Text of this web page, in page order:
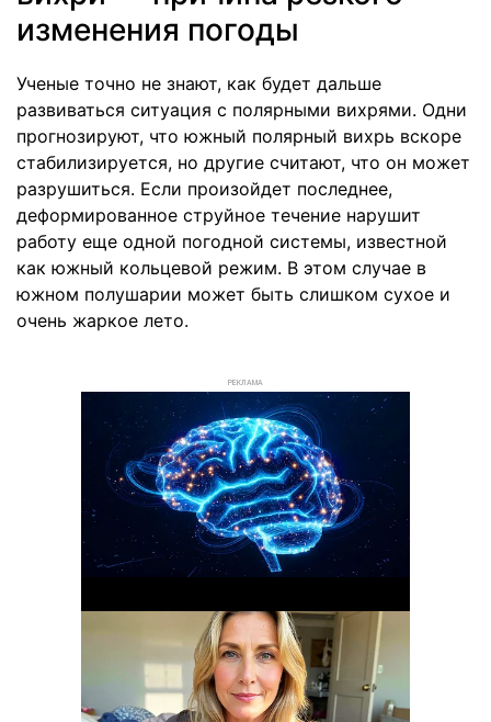
изменения погоды
Ученые точно не знают, как будет дальше
развиваться ситуация с полярными вихрями. Одни
прогнозируют, что южный полярный вихрь вскоре
стабилизируется, но другие считают, что он может
разрушиться. Если произойдет последнее,
деформированное струйное течение нарушит
работу еще одной погодной системы, известной
как южный кольцевой режим. В этом случае в
южном полушарии может быть слишком сухое и
очень жаркое лето.
РЕКЛАМА